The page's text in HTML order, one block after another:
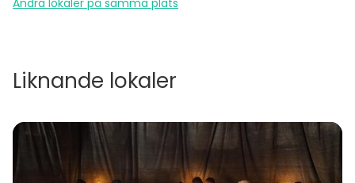
Andra lokaler på samma plats
Liknande lokaler